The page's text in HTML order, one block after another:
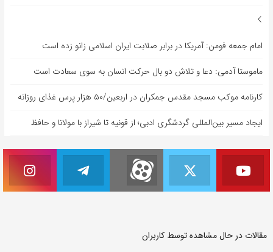
امام جمعه فومن: آمریکا در برابر صلابت ایران اسلامی زانو زده است
ماموستا آدمی: دعا و تلاش دو بال حرکت انسان به سوی سعادت است
کارنامه موکب مسجد مقدس جمکران در اربعین/۵۰ هزار پرس غذای روزانه
ایجاد مسیر بین‌المللی گردشگری ادبی؛ از قونیه تا شیراز با مولانا و حافظ
مقالات در حال مشاهده توسط کاربران